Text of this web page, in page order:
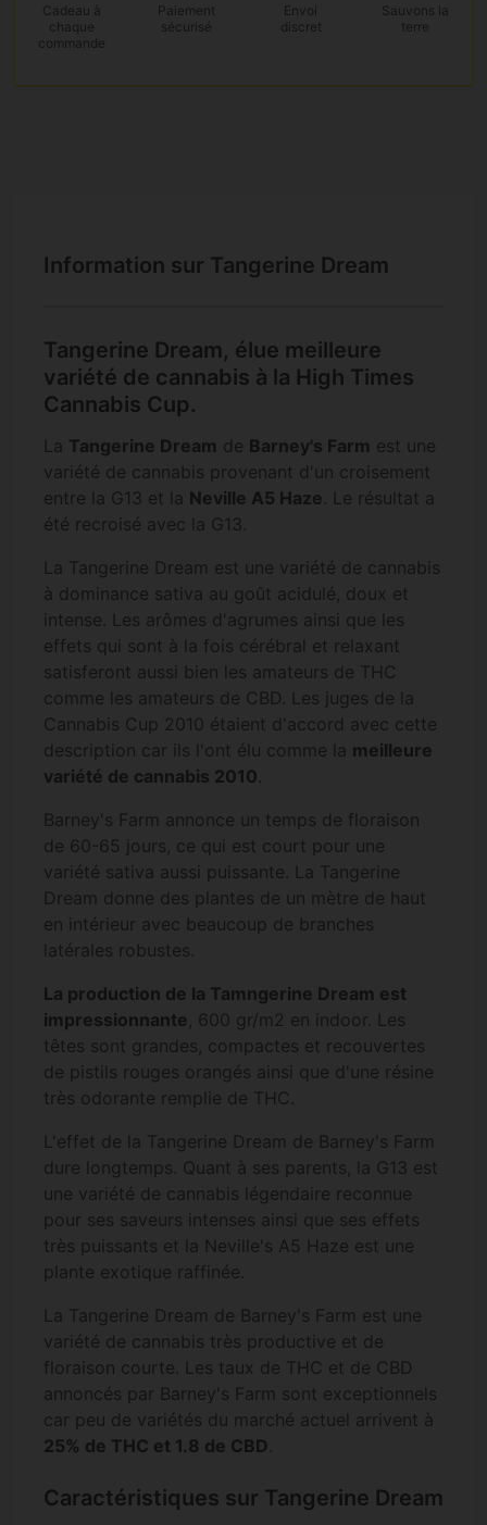
Cadeau à
chaque
commande
Paiement
sécurisé
Envoi
discret
Sauvons la
terre
Information sur Tangerine Dream
Tangerine Dream, élue meilleure
variété de cannabis à la High Times
Cannabis Cup.
La Tangerine Dream de Barney's Farm est une
variété de cannabis provenant d'un croisement
entre la G13 et la Neville A5 Haze . Le résultat a
été recroisé avec la G13.
La Tangerine Dream est une variété de cannabis
à dominance sativa au goût acidulé, doux et
intense. Les arômes d'agrumes ainsi que les
effets qui sont à la fois cérébral et relaxant
satisferont aussi bien les amateurs de THC
comme les amateurs de CBD. Les juges de la
Cannabis Cup 2010 étaient d'accord avec cette
description car ils l'ont élu comme la meilleure
variété de cannabis 2010
Barney's Farm annonce un temps de floraison
de 60-65 jours, ce qui est court pour une
variété sativa aussi puissante. La Tangerine
Dream donne des plantes de un mètre de haut
en intérieur avec beaucoup de branches
latérales robustes.
La production de la Tamngerine Dream est
impressionnante , 600 gr/m2 en indoor. Les
têtes sont grandes, compactes et recouvertes
de pistils rouges orangés ainsi que d'une résine
très odorante remplie de THC.
L'effet de la Tangerine Dream de Barney's Farm
dure longtemps. Quant à ses parents, la G13 est
une variété de cannabis légendaire reconnue
pour ses saveurs intenses ainsi que ses effets
très puissants et la Neville's A5 Haze est une
plante exotique raffinée.
La Tangerine Dream de Barney's Farm est une
variété de cannabis très productive et de
floraison courte. Les taux de THC et de CBD
annoncés par Barney's Farm sont exceptionnels
car peu de variétés du marché actuel arrivent à
25% de THC et 1.8 de CBD
Caractéristiques sur Tangerine Dream